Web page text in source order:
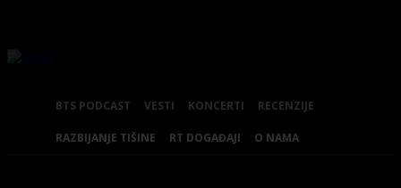
BTS PODCAST VESTI KONCERTI RECENZIJE
RAZBIJANJE TIŠINE RT DOGAĐAJI O NAMA